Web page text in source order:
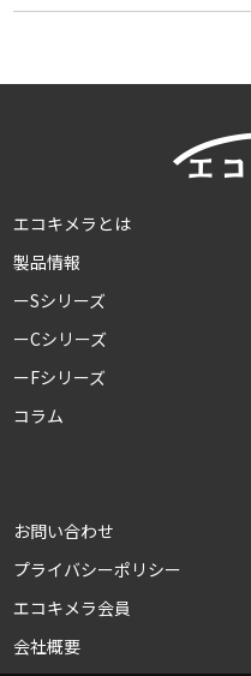
エコキメラとは
製品情報
ーSシリーズ
ーCシリーズ
ーFシリーズ
コラム
お問い合わせ
プライバシーポリシー
エコキメラ会員
会社概要